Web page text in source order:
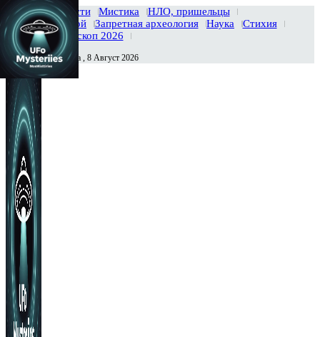
Главная Новости Мистика
НЛО, пришельцы
Тайны вселенной
Запретная археология Наука
Стихия
История
Гороскоп 2026
Сегодня Суббота , 8 Август 2026